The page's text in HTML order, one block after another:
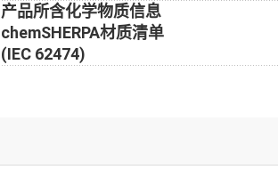
产品所含化学物质信息
chemSHERPA材质清单
(IEC 62474)